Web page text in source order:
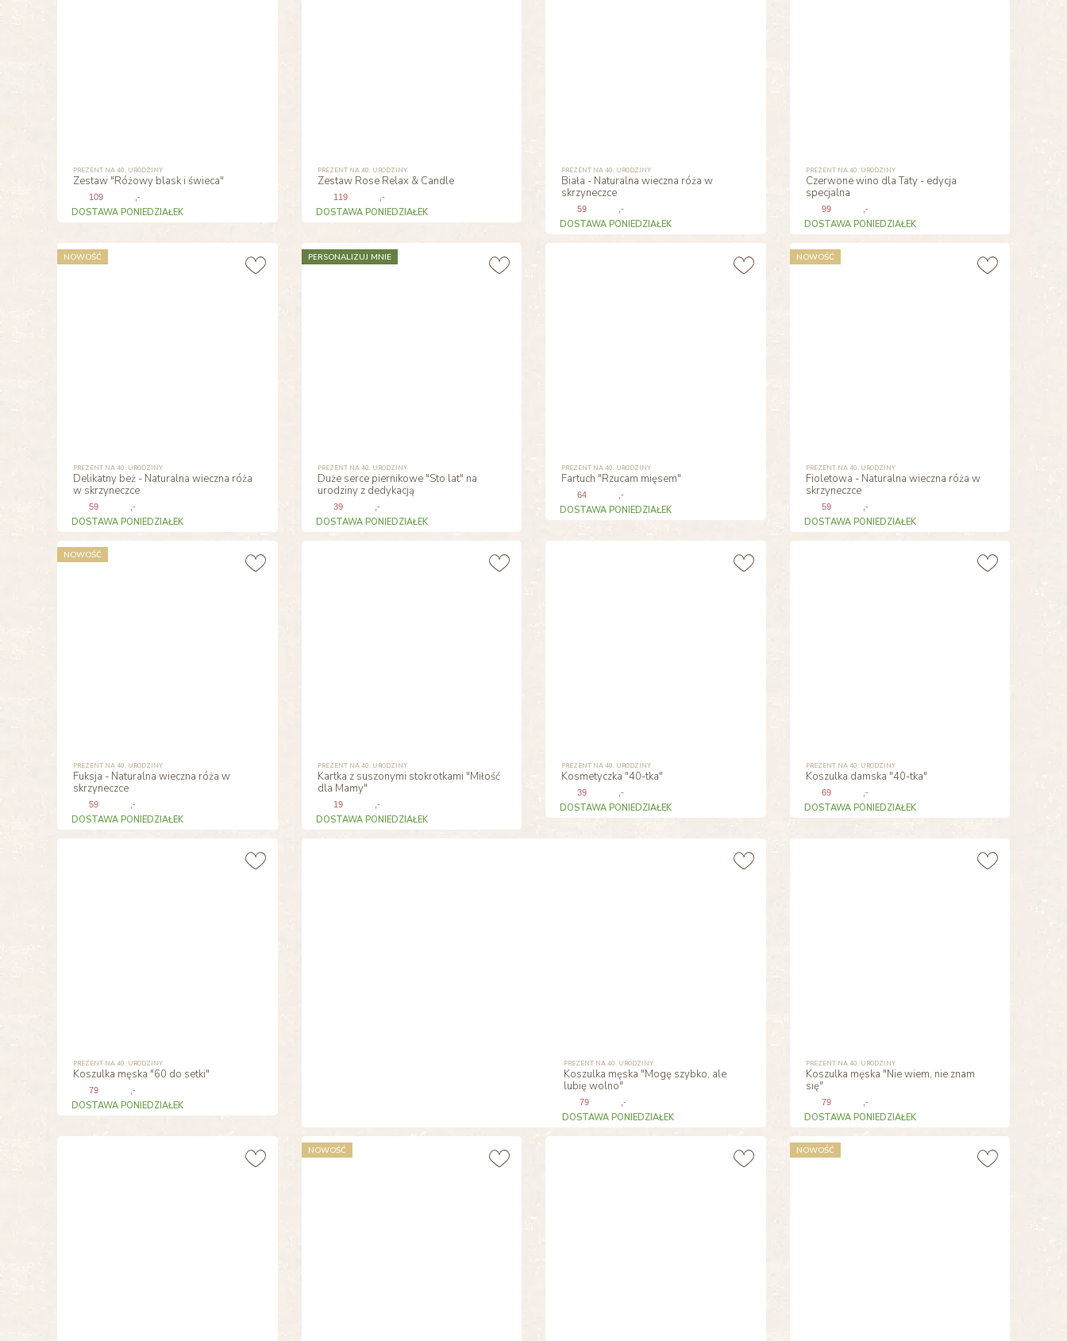
PREZENT NA 40. URODZINY
Zestaw "Różowy blask i świeca"
109 ,-
DOSTAWA PONIEDZIAŁEK
PREZENT NA 40. URODZINY
Zestaw Rose Relax & Candle
119 ,-
DOSTAWA PONIEDZIAŁEK
PREZENT NA 40. URODZINY
Biała - Naturalna wieczna róża w
skrzyneczce
59 ,-
DOSTAWA PONIEDZIAŁEK
PREZENT NA 40. URODZINY
Czerwone wino dla Taty - edycja
specjalna
99 ,-
DOSTAWA PONIEDZIAŁEK
PREZENT NA 40. URODZINY
Delikatny beż - Naturalna wieczna róża
w skrzyneczce
59 ,-
DOSTAWA PONIEDZIAŁEK
NOWOŚĆ
PREZENT NA 40. URODZINY
Duże serce piernikowe "Sto lat" na
urodziny z dedykacją
39 ,-
DOSTAWA PONIEDZIAŁEK
PERSONALIZUJ MNIE
PREZENT NA 40. URODZINY
Fartuch "Rzucam mięsem"
64 ,-
DOSTAWA PONIEDZIAŁEK
PREZENT NA 40. URODZINY
Fioletowa - Naturalna wieczna róża w
skrzyneczce
59 ,-
DOSTAWA PONIEDZIAŁEK
NOWOŚĆ
PREZENT NA 40. URODZINY
Fuksja - Naturalna wieczna róża w
skrzyneczce
59 ,-
DOSTAWA PONIEDZIAŁEK
NOWOŚĆ
PREZENT NA 40. URODZINY
Kartka z suszonymi stokrotkami "Miłość
dla Mamy"
19 ,-
DOSTAWA PONIEDZIAŁEK
PREZENT NA 40. URODZINY
Kosmetyczka "40-tka"
39 ,-
DOSTAWA PONIEDZIAŁEK
PREZENT NA 40. URODZINY
Koszulka damska "40-tka"
69 ,-
DOSTAWA PONIEDZIAŁEK
PREZENT NA 40. URODZINY
Koszulka męska "60 do setki"
79 ,-
DOSTAWA PONIEDZIAŁEK
PREZENT NA 40. URODZINY
Koszulka męska "Mogę szybko, ale
lubię wolno"
79 ,-
DOSTAWA PONIEDZIAŁEK
PREZENT NA 40. URODZINY
Koszulka męska "Nie wiem, nie znam
się"
79 ,-
DOSTAWA PONIEDZIAŁEK
NOWOŚĆ NOWOŚĆ